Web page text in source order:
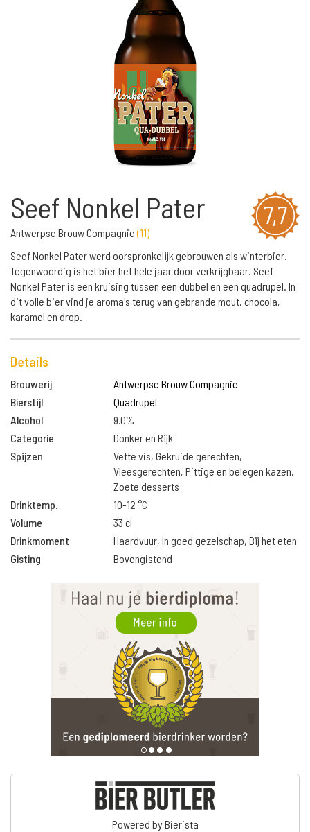
7,7
Seef Nonkel Pater
Antwerpse Brouw Compagnie(11)
Seef Nonkel Pater werd oorspronkelijk gebrouwen als winterbier.
Tegenwoordig is het bier het hele jaar door verkrijgbaar. Seef
Nonkel Pater is een kruising tussen een dubbel en een quadrupel. In
dit volle bier vind je aroma's terug van gebrande mout, chocola,
karamel en drop.
Details
Brouwerij
Antwerpse Brouw Compagnie
Bierstijl
Quadrupel
Alcohol
9.0%
Categorie
Donker en Rijk
Spijzen
Vette vis, Gekruide gerechten,
Vleesgerechten, Pittige en belegen kazen,
Zoete desserts
Drinktemp.
10-12 °C
Volume
33 cl
Drinkmoment
Haardvuur, In goed gezelschap, Bij het eten
Gisting
Bovengistend
Powered by Bierista